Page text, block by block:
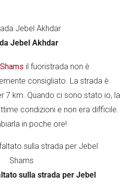
Jebel Akhdar
il fuoristrada non è
consigliato. La strada è
7 km. Quando ci sono stato io, la
condizioni e non era difficile.
in poche ore!
sulla strada per Jebel